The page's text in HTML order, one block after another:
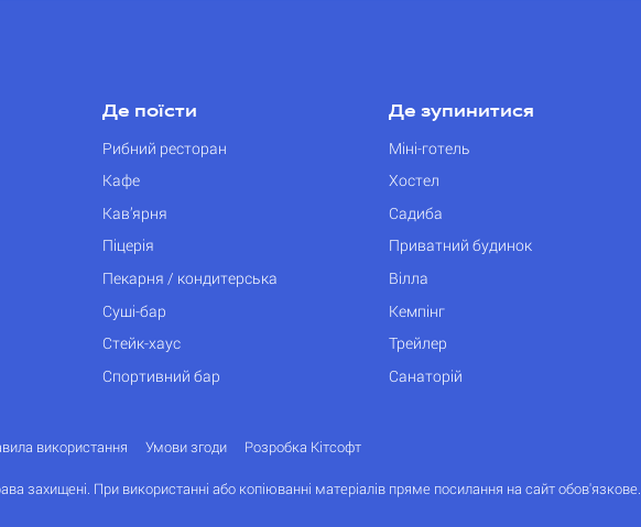
Де поїсти
Рибний ресторан
Кафе
Кав’ярня
Піцерія
Пекарня / кондитерська
Суші-бар
Стейк-хаус
Спортивний бар
Де зупинитися
Міні-готель
Хостел
Садиба
Приватний будинок
Вілла
Кемпінг
Трейлер
Санаторій
використання Умови згоди Розробка Кітсофт
захищені. При використанні або копіюванні матеріалів пряме посилання на сайт обов'язкове.